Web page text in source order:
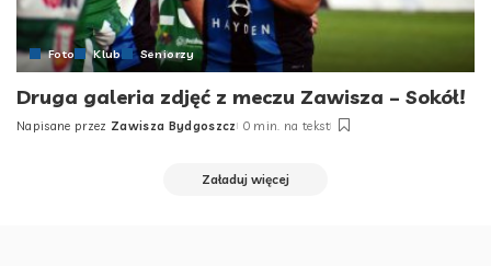
Foto Klub Seniorzy
Druga galeria zdjęć z meczu Zawisza – Sokół!
Posted
Napisane przez Zawisza Bydgoszcz 0 min. na tekst
Załaduj więcej